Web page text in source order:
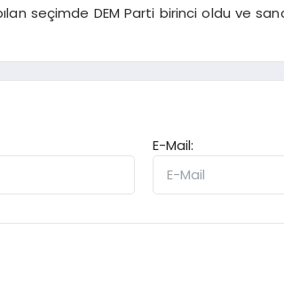
seçimde DEM Parti birinci oldu ve
E-Mail: